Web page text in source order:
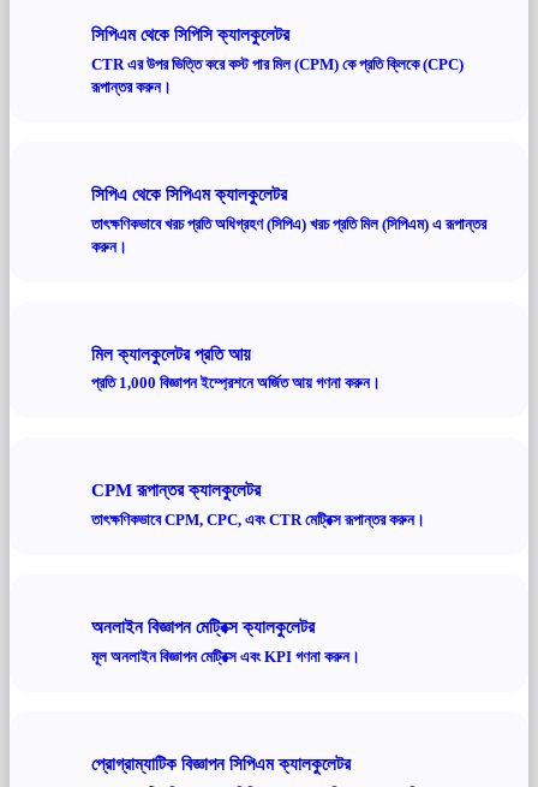
সিপিএম থেকে সিপিসি ক্যালকুলেটর
CTR এর উপর ভিত্তি করে কস্ট পার মিল (CPM) কে প্রতি ক্লিকে (CPC)
রূপান্তর করুন।
সিপিএ থেকে সিপিএম ক্যালকুলেটর
তাৎক্ষণিকভাবে খরচ প্রতি অধিগ্রহণ (সিপিএ) খরচ প্রতি মিল (সিপিএম) এ রূপান্তর
করুন।
মিল ক্যালকুলেটর প্রতি আয়
প্রতি 1,000 বিজ্ঞাপন ইম্প্রেশনে অর্জিত আয় গণনা করুন।
CPM রূপান্তর ক্যালকুলেটর
তাৎক্ষণিকভাবে CPM, CPC, এবং CTR মেট্রিক্স রূপান্তর করুন।
অনলাইন বিজ্ঞাপন মেট্রিক্স ক্যালকুলেটর
মূল অনলাইন বিজ্ঞাপন মেট্রিক্স এবং KPI গণনা করুন।
প্রোগ্রাম্যাটিক বিজ্ঞাপন সিপিএম ক্যালকুলেটর